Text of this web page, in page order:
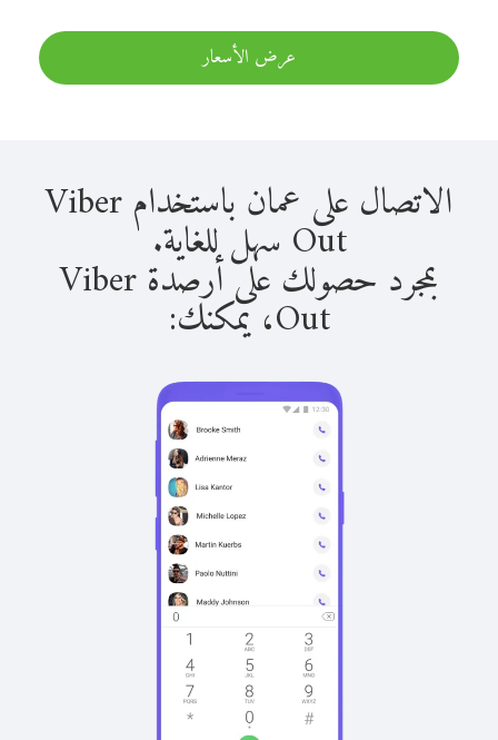
عرض الأسعار
الاتصال على عمان باستخدام Viber
Out سهل للغاية.
بمجرد حصولك على أرصدة Viber
Out، يمكنك: